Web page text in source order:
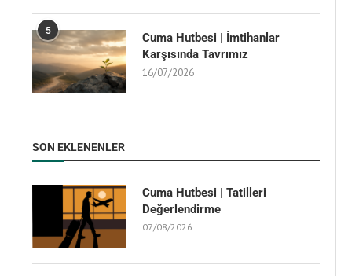
5
Cuma Hutbesi | İmtihanlar
Karşısında Tavrımız
16/07/2026
SON EKLENENLER
Cuma Hutbesi | Tatilleri
Değerlendirme
07/08/2026